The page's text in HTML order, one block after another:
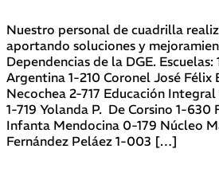
Nuestro personal de cuadrilla
aportando soluciones y
Dependencias de la DGE.
Argentina 1-210 Coronel José Félix
Necochea 2-717 Educación
1-719 Yolanda P. De Corsino 1-630
Infanta Mendocina 0-179 Núcleo
Fernández Peláez 1-003 […]